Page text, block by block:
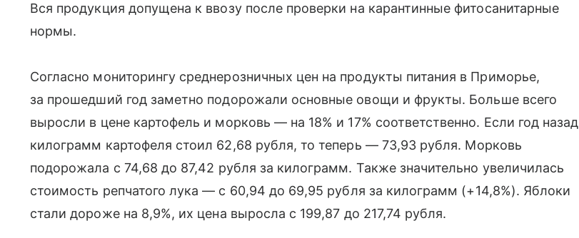
Вся продукция допущена к ввозу после проверки на карантинные фитосанитарные
нормы.
Согласно мониторингу среднерозничных цен на продукты питания в Приморье,
за прошедший год заметно подорожали основные овощи и фрукты. Больше всего
выросли в цене картофель и морковь — на 18% и 17% соответственно. Если год назад
килограмм картофеля стоил 62,68 рубля, то теперь — 73,93 рубля. Морковь
подорожала с 74,68 до 87,42 рубля за килограмм. Также значительно увеличилась
стоимость репчатого лука — с 60,94 до 69,95 рубля за килограмм (+14,8%). Яблоки
стали дороже на 8,9%, их цена выросла с 199,87 до 217,74 рубля.